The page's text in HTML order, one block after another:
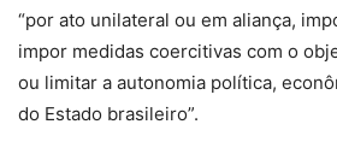
“por ato unilateral ou em aliança,
impor medidas coercitivas com o
ou limitar a autonomia política,
do Estado brasileiro”.